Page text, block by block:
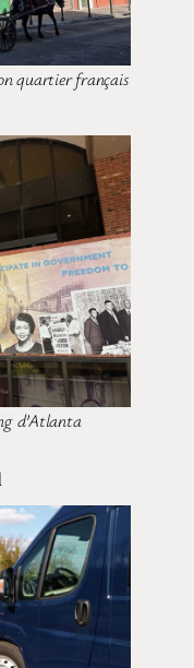
quartier français
d’Atlanta